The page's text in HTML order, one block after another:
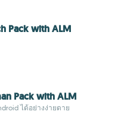
Pack with ALM
Pack with ALM
ได้อย่างง่ายดาย